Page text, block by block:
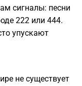
сигналы: песни
222 или 444.
упускают
не существует